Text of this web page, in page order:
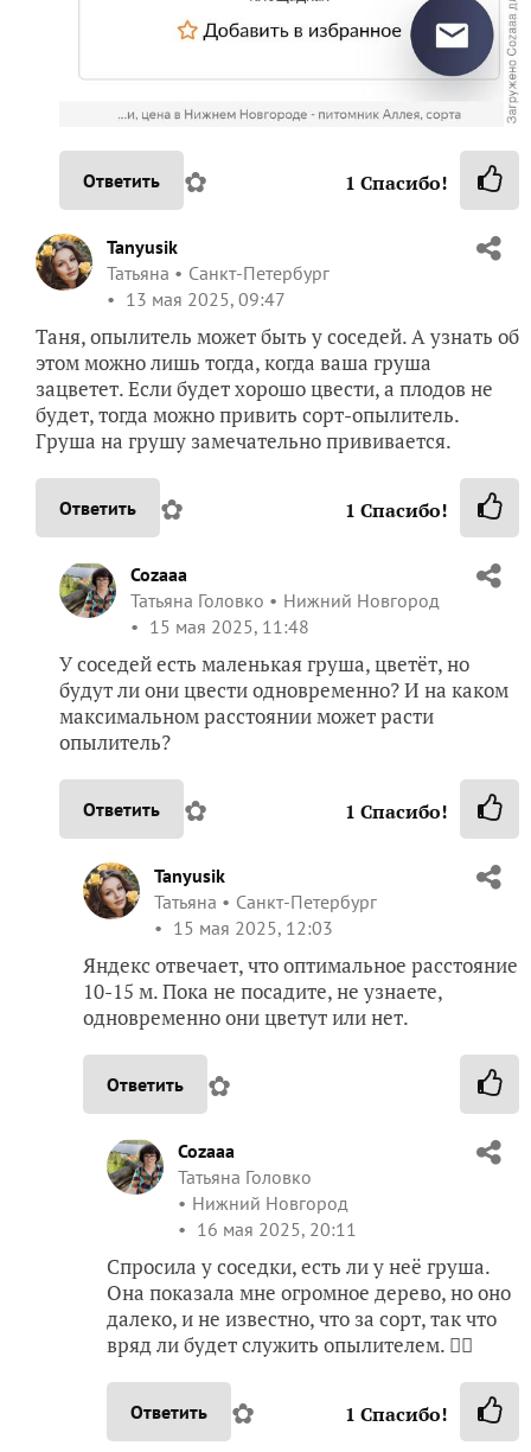
Ответить ✿ 1 Спасибо!
Tanyusik
Татьяна
Санкт-Петербург
13 мая 2025, 09:47
Таня, опылитель может быть у соседей. А узнать об
этом можно лишь тогда, когда ваша груша
зацветет. Если будет хорошо цвести, а плодов не
будет, тогда можно привить сорт-опылитель.
Груша на грушу замечательно прививается.
Ответить ✿ 1 Спасибо!
Cozaaa
Татьяна Головко
Нижний Новгород
15 мая 2025, 11:48
У соседей есть маленькая груша, цветёт, но
будут ли они цвести одновременно? И на каком
максимальном расстоянии может расти
опылитель?
Ответить ✿ 1 Спасибо!
Tanyusik
Татьяна
Санкт-Петербург
15 мая 2025, 12:03
Яндекс отвечает, что оптимальное расстояние
10-15 м. Пока не посадите, не узнаете,
одновременно они цветут или нет.
Ответить ✿
Cozaaa
Татьяна Головко
Нижний Новгород
16 мая 2025, 20:11
Спросила у соседки, есть ли у неё груша.
Она показала мне огромное дерево, но оно
далеко, и не известно, что за сорт, так что
вряд ли будет служить опылителем. 🤷‍♀️
Ответить ✿ 1 Спасибо!